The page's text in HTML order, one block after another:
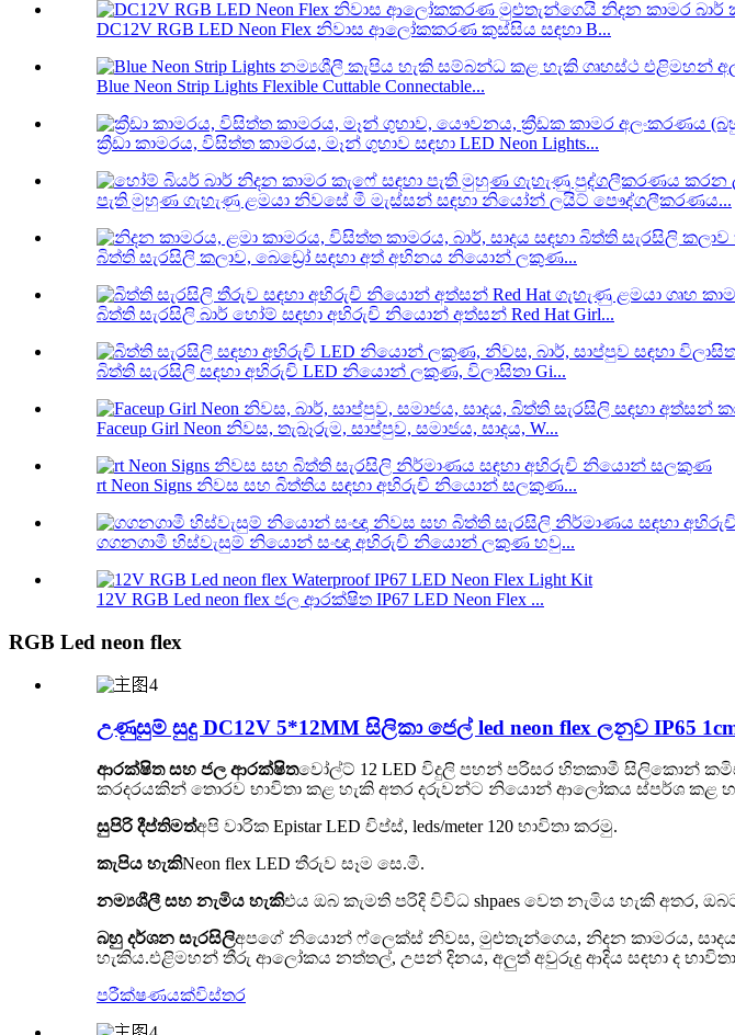
DC12V RGB LED Neon Flex නිවාස ආලෝකකරණ කුස්සිය සඳහා B...
Blue Neon Strip Lights Flexible Cuttable Connectable...
ක්‍රීඩා කාමරය, විසිත්ත කාමරය, මෑන් ගුහාව සඳහා LED Neon Lights...
පැති මුහුණ ගැහැණු ළමයා නිවසේ මී මැස්සන් සඳහා නියෝන් ලයිට් පෞද්ගලීකරණය...
බිත්ති සැරසිලි කලාව, බෙඩ්‍රෝ සඳහා අත් අභිනය නියොන් ලකුණ...
බිත්ති සැරසිලි බාර් හෝම් සඳහා අභිරුචි නියොන් අත්සන් Red Hat Girl...
බිත්ති සැරසිලි සඳහා අභිරුචි LED නියොන් ලකුණ, විලාසිතා Gi...
Faceup Girl Neon නිවස, තැබෑරුම, සාප්පුව, සමාජය, සාදය, W...
rt Neon Signs නිවස සහ බිත්තිය සඳහා අභිරුචි නියොන් සලකුණ...
ගගනගාමී හිස්වැසුම් නියොන් සංඥා අභිරුචි නියොන් ලකුණ හවු...
12V RGB Led neon flex ජල ආරක්ෂිත IP67 LED Neon Flex ...
RGB Led neon flex
උණුසුම් සුදු DC12V 5*12MM සිලිකා ජෙල් led neon flex ලනුව IP65
ආරක්ෂිත සහ ජල ආරක්ෂිතවෝල්ට් 12 LED විදුලි පහන් පරිසර හිතකාමී සිලිකොන්
කරදරයකින් තොරව භාවිතා කළ හැකි අතර දරුවන්ට නියොන් ආලෝකය ස්පර්ශ කළ
සුපිරි දීප්තිමත්අපි වාරික Epistar LED චිප්ස්, leds/meter 120 භාවිතා කරමු.
කැපිය හැකිNeon flex LED තීරුව සෑම සෙ.මී.
නම්‍යශීලී සහ නැමිය හැකිඑය ඔබ කැමති පරිදි විවිධ shpaes වෙත නැමිය හැකි අතර,
බහු දර්ශන සැරසිලිඅපගේ නියොන් ෆ්ලෙක්ස් නිවස, මුළුතැන්ගෙය, නිදන කාමරය,
හැකිය.එළිමහන් තීරු ආලෝකය නත්තල්, උපන් දිනය, අලුත් අවුරුදු ආදිය සඳහා ද
පරීක්ෂණයක්විස්තර